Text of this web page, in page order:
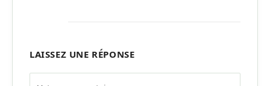
LAISSEZ UNE RÉPONSE